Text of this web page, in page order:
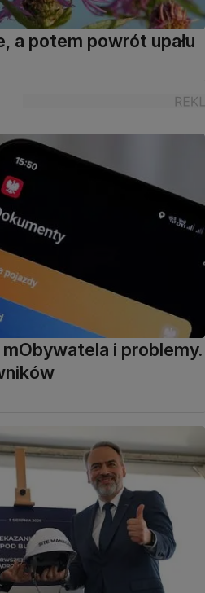
a potem powrót upału
i problemy.